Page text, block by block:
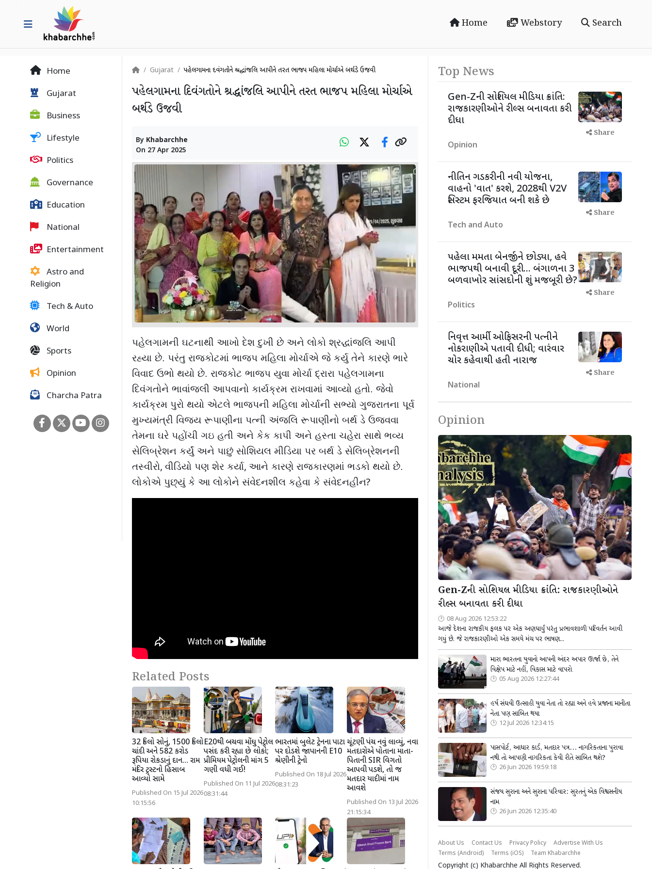
Home Webstory Search
Home
Gujarat
Business
Lifestyle
Politics
Governance
Education
National
Entertainment
Astro and
Religion
Tech & Auto
World
Sports
Opinion
Charcha Patra
Gujarat પહેલગામના દિવંગતોને શ્રદ્ધાંજલિ આપીને તરત ભાજપ મહિલા મોર્ચાએ બર્થડે ઉજવી
પહેલગામના દિવંગતોને શ્રદ્ધાંજલિ આપીને તરત ભાજપ મહિલા મોર્ચાએ
બર્થડે ઉજવી
By Khabarchhe
On 27 Apr 2025
પહેલગામની ઘટનાથી આખો દેશ દુખી છે અને લોકો શ્રદ્ધાંજલિ આપી
રહ્યા છે. પરંતુ રાજકોટમાં ભાજપ મહિલા મોર્ચાએ જે કર્યુ તેને કારણે ભારે
વિવાદ ઉભો થયો છે. રાજકોટ ભાજપ યુવા મોર્ચા દ્રારા પહેલગામના
દિવંગતોને ભાવાંજલી આપવાનો કાર્યક્રમ રાખવામાં આવ્યો હતો. જેવો
કાર્યક્રમ પુરો થયો એટલે ભાજપની મહિલા મોર્ચાની સભ્યો ગુજરાતના પૂર્વ
મુખ્યમંત્રી વિજય રૂપાણીના પત્ની અંજલિ રૂપાણીનો બર્થ ડે ઉજવવા
તેમના ઘરે પહોંચી ગઇ હતી અને કેક કાપી અને હસ્તા ચહેરા સાથે ભવ્ય
સેલિબ્રેશન કર્યું અને પાછું સોશિયલ મીડિયા પર બર્થ ડે સેલિબ્રેશનની
તસ્વીરો, વીડિયો પણ શેર કર્યા, આને કારણે રાજકારણમાં ભડકો થયો છે.
લોકોએ પુછ્યું કે આ લોકોને સંવેદનશીલ કહેવા કે સંવેદનહીન?
Related Posts
32 કિલો સોનું, 1500 કિલો
ચાંદી અને 582 કરોડ
રૂપિયા રોકડાનું દાન... રામ
મંદિર ટ્રસ્ટનો હિસાબ
આવ્યો સામે
Published On 15 Jul 2026
10:15:56
E20થી બચવા મોંઘુ પેટ્રોલ
પસંદ કરી રહ્યા છે લોકો;
પ્રીમિયમ પેટ્રોલની માંગ 5
ગણી વધી ગઈ!
Published On 11 Jul 2026
08:31:44
ભારતમાં બુલેટ ટ્રેનના પાટા
પર દોડશે જાપાનની E10
શ્રેણીની ટ્રેનો
Published On 18 Jul 2026
08:31:23
ચૂંટણી પંચ નવું લાવ્યું, નવા
મતદારોએ પોતાના માતા-
પિતાની SIR વિગતો
આપવી પડશે, તો જ
મતદાર યાદીમાં નામ
આવશે
Published On 13 Jul 2026
21:15:34
Top News
Gen-Zની સોશિયલ મીડિયા ક્રાંતિ:
રાજકારણીઓને રીલ્સ બનાવતા કરી
દીધા
Opinion
Share
નીતિન ગડકરીની નવી યોજના,
વાહનો 'વાત' કરશે, 2028થી V2V
સિસ્ટમ ફરજિયાત બની શકે છે
Tech and Auto
Share
પહેલા મમતા બેનર્જીને છોડ્યા, હવે
ભાજપથી બનાવી દૂરી... બંગાળના 3
બળવાખોર સાંસદોની શું મજબૂરી છે?
Politics
Share
નિવૃત્ત આર્મી ઓફિસરની પત્નીને
નોકરાણીએ પતાવી દીધી; વારંવાર
ચોર કહેવાથી હતી નારાજ
National
Share
Opinion
Gen-Zની સોશિયલ મીડિયા ક્રાંતિ: રાજકારણીઓને
રીલ્સ બનાવતા કરી દીધા
08 Aug 2026 12:53:22
આજે દેશના રાજકીય ફલક પર એક અણધાર્યું પરંતુ પ્રભાવશાળી પરિવર્તન આવી
ગયું છે. જે રાજકારણીઓ એક સમયે મંચ પર ભાષણ...
મારા ભારતના યુવાનો આપની અંદર અપાર ઊર્જા છે, તેને
વિક્ષેપ માટે નહીં, વિકાસ માટે વાપરો
05 Aug 2026 12:27:44
હર્ષ સંઘવી ઉત્સાહી યુવા નેતા તો રહ્યા અને હવે પ્રજાના માનીતા
નેતા પણ સાબિત થયા
12 Jul 2026 12:34:15
પાસપોર્ટ, આધાર કાર્ડ, મતદાર પત્ર... નાગરિકતાના પુરાવા
નથી તો આપણી નાગરિકતા કેવી રીતે સાબિત થશે?
26 Jun 2026 19:59:18
સંજય સુરાના અને સુરાના પરિવાર: સુરતનું એક વિશ્વસનીય
નામ
26 Jun 2026 12:35:40
About Us Contact Us Privacy Policy
Advertise With Us
Terms (Android)
Terms (iOS) Team Khabarchhe
Copyright (c) Khabarchhe All Rights Reserved.